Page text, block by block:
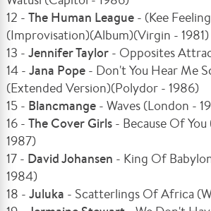
12 - The Human League - (Kee
(Improvisation)(Album)(Virgin - 1981)
13 - Jennifer Taylor - Opposites
14 - Jana Pope - Don't You Hear Me
(Extended Version)(Polydor - 1986)
15 - Blancmange - Waves (London -
16 - The Cover Girls - Because Of
1987)
17 - David Johansen - King Of
1984)
18 - Juluka - Scatterlings Of Africa